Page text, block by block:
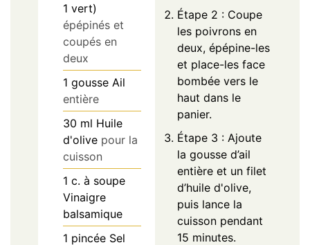
1 vert)
épépinés et
coupés en
deux
1 gousse Ail
entière
30 ml Huile
d'olive pour la
cuisson
1 c. à soupe
Vinaigre
balsamique
1 pincée Sel
Étape 2 : Coupe
les poivrons en
deux, épépine-les
et place-les face
bombée vers le
haut dans le
panier.
Étape 3 : Ajoute
la gousse d’ail
entière et un filet
d’huile d'olive,
puis lance la
cuisson pendant
15 minutes.